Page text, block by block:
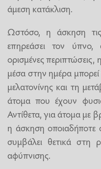
άμεση κατάκλιση.
Ωστόσο, η άσκηση
επηρεάσει τον
ορισμένες
μέσα στην ημέρα
μελατονίνης και τη
άτομα που έχουν
Αντίθετα, για άτομα με
η άσκηση οποιαδήποτε
συμβάλει θετικά στη
αφύπνισης.